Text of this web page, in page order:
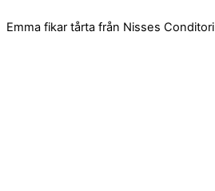
Emma fikar tårta från Nisses Conditori